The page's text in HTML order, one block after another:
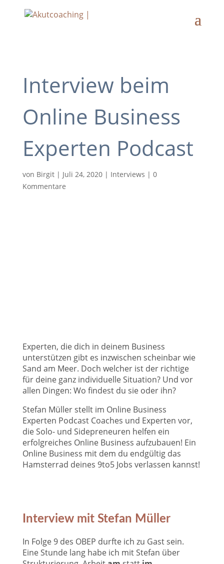
Interview beim
Online Business
Experten Podcast
von Birgit| Juli 24, 2020| Interviews | 0
Kommentare
Experten, die dich in deinem Business
unterstützen gibt es inzwischen scheinbar wie
Sand am Meer. Doch welcher ist der richtige
für deine ganz individuelle Situation? Und vor
allen Dingen: Wo findest du sie oder ihn?
Stefan Müller stellt im Online Business
Experten Podcast Coaches und Experten vor,
die Solo- und Sidepreneuren helfen ein
erfolgreiches Online Business aufzubauen! Ein
Online Business mit dem du endgültig das
Hamsterrad deines 9to5 Jobs verlassen kannst!
Interview mit Stefan Müller
In Folge 9 des OBEP durfte ich zu Gast sein.
Eine Stunde lang habe ich mit Stefan über